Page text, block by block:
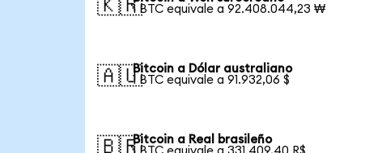
🇰🇷1 BTC equivale a 92.408.044,23 ₩
🇦🇺Bitcoin a Dólar australiano
1 BTC equivale a 91.932,06 $
🇧🇷Bitcoin a Real brasileño